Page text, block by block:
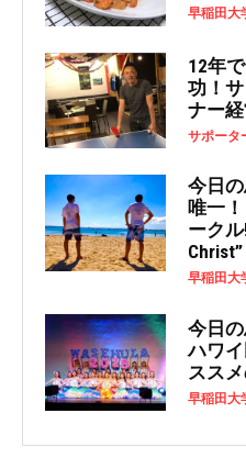
早稲田大
12年
功！
ナー
サポータ
今日
唯一
ークル
Christ”
早稲田大
今日
ハワ
スス
早稲田大